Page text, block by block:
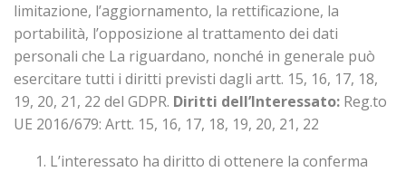
limitazione, l’aggiornamento, la rettificazione, la
portabilità, l’opposizione al trattamento dei dati
personali che La riguardano, nonché in generale può
esercitare tutti i diritti previsti dagli artt. 15, 16, 17, 18,
19, 20, 21, 22 del GDPR. Diritti dell’Interessato: Reg.to
UE 2016/679: Artt. 15, 16, 17, 18, 19, 20, 21, 22
L’interessato ha diritto di ottenere la conferma